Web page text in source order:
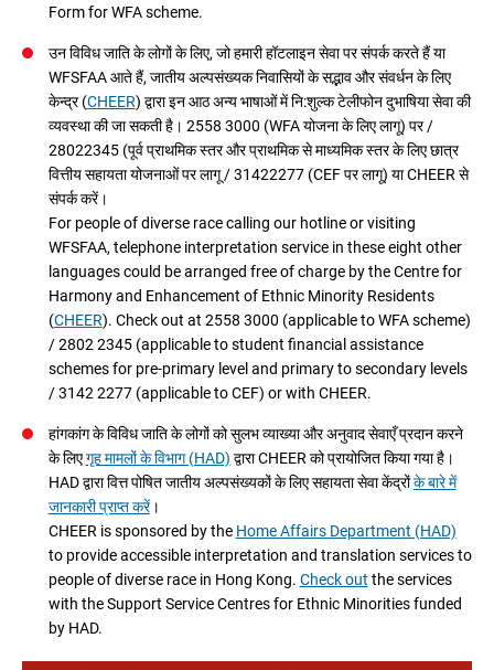
Form for WFA scheme.
उन विविध जाति के लोगों के लिए, जो हमारी हॉटलाइन सेवा पर संपर्क करते हैं या
WFSFAA आते हैं, जातीय अल्पसंख्यक निवासियों के सद्भाव और संवर्धन के लिए
केन्द्र (CHEER) द्वारा इन आठ अन्य भाषाओं में नि:शुल्क टेलीफोन दुभाषिया सेवा की
व्यवस्था की जा सकती है। 2558 3000 (WFA योजना के लिए लागू) पर /
28022345 (पूर्व प्राथमिक स्तर और प्राथमिक से माध्यमिक स्तर के लिए छात्र
वित्तीय सहायता योजनाओं पर लागू / 31422277 (CEF पर लागू) या CHEER से
संपर्क करें।
For people of diverse race calling our hotline or visiting
WFSFAA, telephone interpretation service in these eight other
languages could be arranged free of charge by the Centre for
Harmony and Enhancement of Ethnic Minority Residents
(CHEER). Check out at 2558 3000 (applicable to WFA scheme)
/ 2802 2345 (applicable to student financial assistance
schemes for pre-primary level and primary to secondary levels
/ 3142 2277 (applicable to CEF) or with CHEER.
हांगकांग के विविध जाति के लोगों को सुलभ व्याख्या और अनुवाद सेवाएँ प्रदान करने
के लिएगृह मामलों के विभाग (HAD) द्वारा CHEER को प्रायोजित किया गया है।
HAD द्वारा वित्त पोषित जातीय अल्पसंख्यकों के लिए सहायता सेवा केंद्रोंके बारे में
जानकारी प्राप्त करें।
CHEER is sponsored by the Home Affairs Department (HAD)
to provide accessible interpretation and translation services to
people of diverse race in Hong Kong. Check out the services
with the Support Service Centres for Ethnic Minorities funded
by HAD.